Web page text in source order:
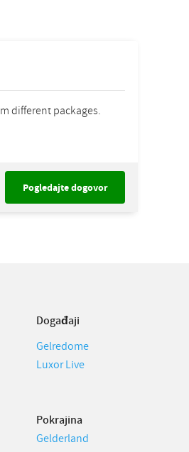
different packages.
Pogledajte dogovor
Događaji
Gelredome
Luxor Live
Pokrajina
Gelderland